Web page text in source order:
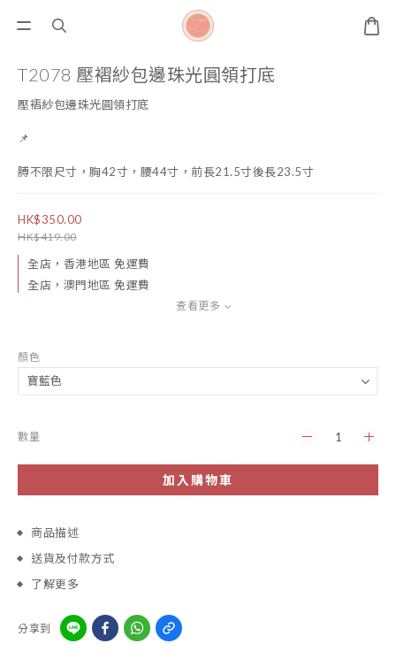
T2078 壓褶紗包邊珠光圓領打底
壓褶紗包邊珠光圓領打底
📌
膊不限尺寸，胸42寸，腰44寸，前長21.5寸後長23.5寸
HK$350.00
HK$419.00
全店，香港地區 免運費
全店，澳門地區 免運費
查看更多
顏色
數量
加入購物車
商品描述
送貨及付款方式
了解更多
分享到